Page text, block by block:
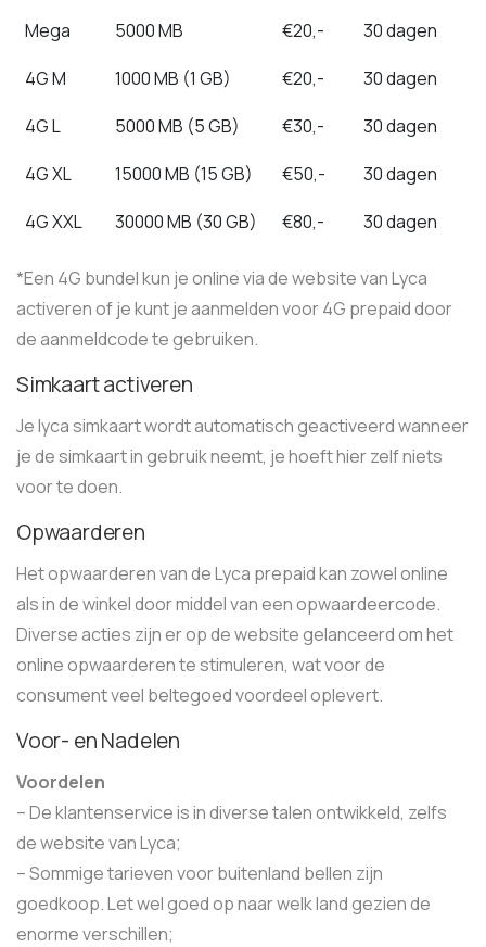
Mega 5000 MB €20,-
30 dagen
4G M
1000 MB (1 GB) €20,-
30 dagen
4G L
5000 MB (5 GB) €30,-
30 dagen
4G XL
15000 MB (15 GB) €50,-
30 dagen
4G XXL
30000 MB (30 GB) €80,- 30 dagen
*Een 4G bundel kun je online via de website van Lyca
activeren of je kunt je aanmelden voor 4G prepaid door
de aanmeldcode te gebruiken.
Simkaart activeren
Je lyca simkaart wordt automatisch geactiveerd wanneer
je de simkaart in gebruik neemt, je hoeft hier zelf niets
voor te doen.
Opwaarderen
Het opwaarderen van de Lyca prepaid kan zowel online
als in de winkel door middel van een opwaardeercode.
Diverse acties zijn er op de website gelanceerd om het
online opwaarderen te stimuleren, wat voor de
consument veel beltegoed voordeel oplevert.
Voor- en Nadelen
Voordelen
– De klantenservice is in diverse talen ontwikkeld, zelfs
de website van Lyca;
– Sommige tarieven voor buitenland bellen zijn
goedkoop. Let wel goed op naar welk land gezien de
enorme verschillen;